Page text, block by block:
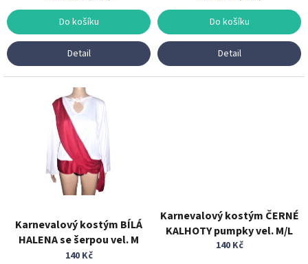
Do košíku
Detail
Do košíku
Detail
Karnevalový kostým BÍLÁ
HALENA se šerpou vel. M
140 Kč
Karnevalový kostým ČERNÉ
KALHOTY pumpky vel. M/L
140 Kč